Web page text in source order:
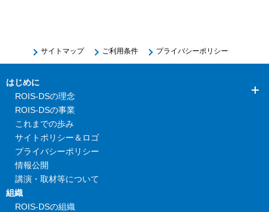
サイトマップ ご利用条件 プライバシーポリシー
はじめに
ROIS-DSの理念
ROIS-DSの事業
これまでの歩み
サイトポリシー＆ロゴ
プライバシーポリシー
情報公開
講演・取材等について
組織
ROIS-DSの組織